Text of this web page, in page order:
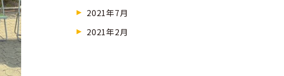
2021年7月
2021年2月